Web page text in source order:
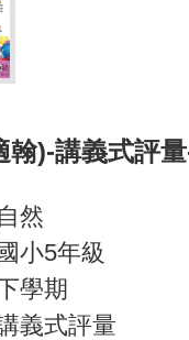
翰)-講義式評
然
小5年級
學期
義式評量